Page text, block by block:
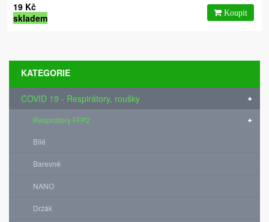
19 Kč
skladem
KATEGORIE
COVID 19 - Respirátory, roušky
Respirátory FFP2
Bílé
Barevné
NANO
Držák